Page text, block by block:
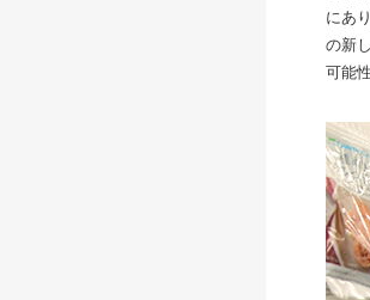
にあ
の新
可能